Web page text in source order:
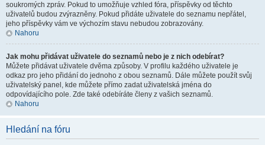
soukromých zpráv. Pokud to umožňuje vzhled fóra, příspěvky od těchto
uživatelů budou zvýrazněny. Pokud přidáte uživatele do seznamu nepřátel,
jeho příspěvky vám ve výchozím stavu nebudou zobrazovány.
Nahoru
Jak mohu přidávat uživatele do seznamů nebo je z nich odebírat?
Můžete přidávat uživatele dvěma způsoby. V profilu každého uživatele je
odkaz pro jeho přidání do jednoho z obou seznamů. Dále můžete použít svůj
uživatelský panel, kde můžete přímo zadat uživatelská jména do
odpovídajícího pole. Zde také odebíráte členy z vašich seznamů.
Nahoru
Hledání na fóru